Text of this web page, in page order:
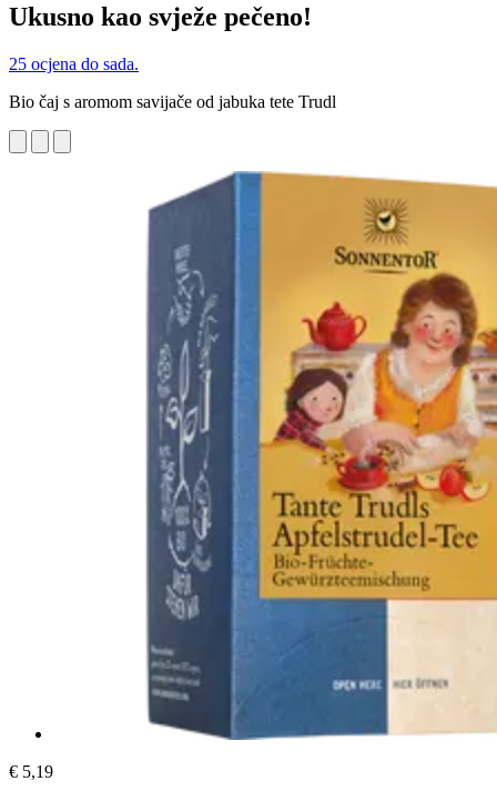
Ukusno kao svježe pečeno!
25 ocjena do sada.
Bio čaj s aromom savijače od jabuka tete Trudl
€ 5,19